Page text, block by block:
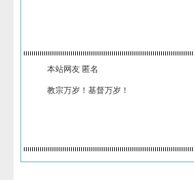
本站网友 匿名
教宗万岁！基督万岁！